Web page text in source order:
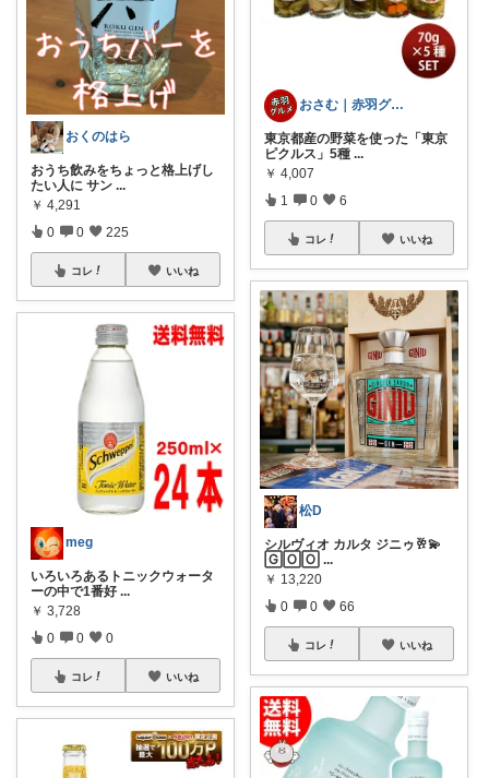
おくのはら
おうち飲みをちょっと格上げし
たい人に サン ...
￥ 4,291
0 0 225
コレ いいね
meg
いろいろあるトニックウォータ
ーの中で1番好 ...
￥ 3,728
0 0 0
コレ いいね
おさむ｜赤羽グルメ&穴場スポット
東京都産の野菜を使った「東京
ピクルス」5種 ...
￥ 4,007
1 0 6
コレ いいね
松D
シルヴィオ カルタ ジニゥ🥂💫
🄶🄾🄾 ...
￥ 13,220
0 0 66
コレ いいね